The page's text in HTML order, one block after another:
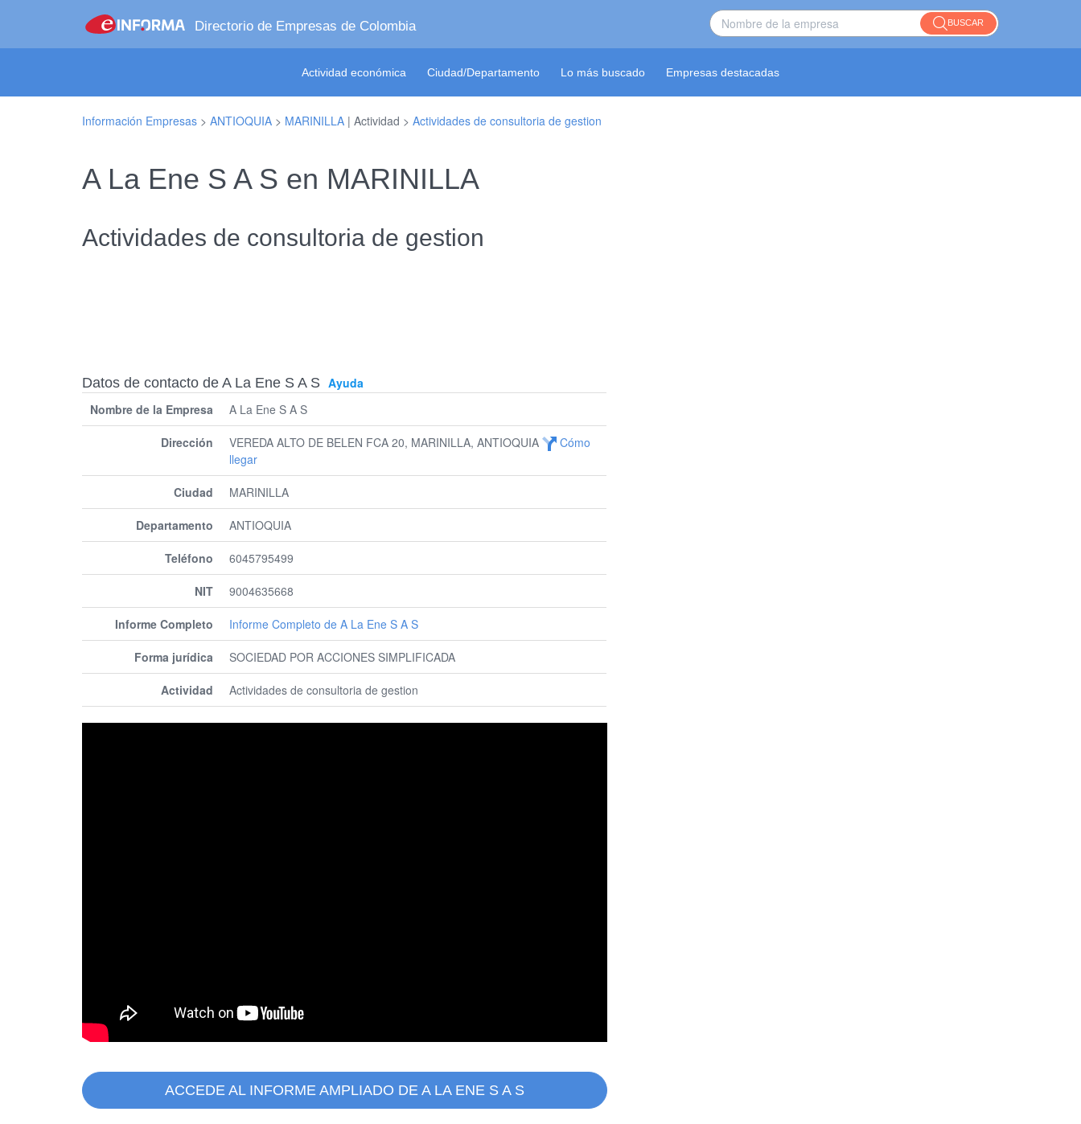
Directorio de Empresas de Colombia BUSCAR
Actividad económica Ciudad/Departamento Lo más buscado Empresas destacadas
Información Empresas > ANTIOQUIA > MARINILLA | Actividad > Actividades de consultoria de gestion
A La Ene S A S en MARINILLA
Actividades de consultoria de gestion
Datos de contacto de A La Ene S A S Ayuda
Nombre de la Empresa
A La Ene S A S
Dirección VEREDA ALTO DE BELEN FCA 20, MARINILLA, ANTIOQUIA
Cómo
llegar
Ciudad MARINILLA
Departamento ANTIOQUIA
Teléfono 6045795499
NIT 9004635668
Informe Completo Informe Completo de A La Ene S A S
Forma jurídica SOCIEDAD POR ACCIONES SIMPLIFICADA
Actividad Actividades de consultoria de gestion
ACCEDE AL INFORME AMPLIADO DE A LA ENE S A S